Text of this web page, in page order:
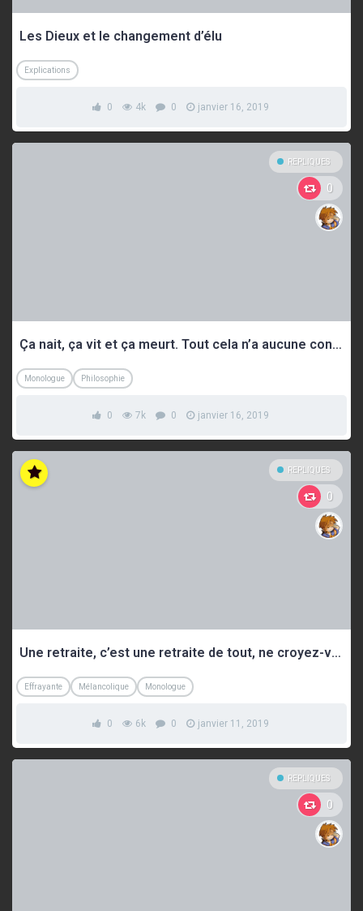
Les Dieux et le changement d’élu
Explications
0 4k 0 janvier 16, 2019
REPLIQUES
0
Ça nait, ça vit et ça meurt. Tout cela n’a aucune conséquence.
Monologue Philosophie
0 7k 0 janvier 16, 2019
REPLIQUES
0
Une retraite, c’est une retraite de tout, ne croyez-vous pas ?
Effrayante Mélancolique Monologue
0 6k 0 janvier 11, 2019
REPLIQUES
0